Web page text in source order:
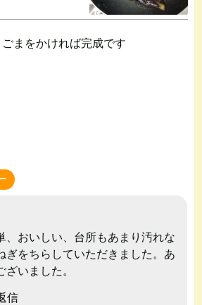
まをかければ完成です
、おいしい、台所もあまり汚れな
ぎをちらしていただきました。あ
ざいました。
信